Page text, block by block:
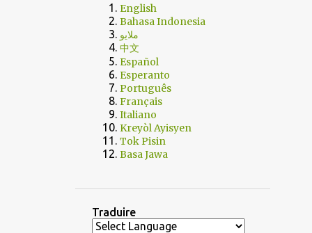
English
Bahasa Indonesia
ملايو
中文
Español
Esperanto
Português
Français
Italiano
Kreyòl Ayisyen
Tok Pisin
Basa Jawa
Traduire